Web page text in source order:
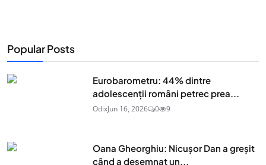
Popular Posts
Eurobarometru: 44% dintre
adolescenţii români petrec prea...
OdixJun 16, 2026 0 9
Oana Gheorghiu: Nicușor Dan a greșit
când a desemnat un...